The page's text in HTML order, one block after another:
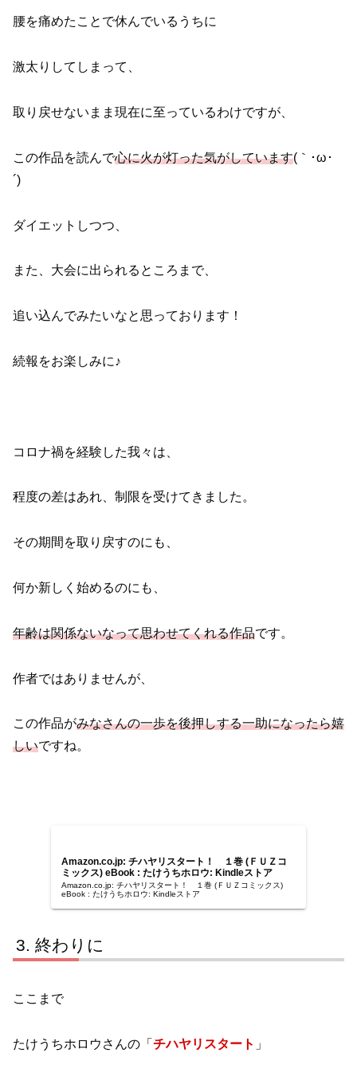
腰を痛めたことで休んでいるうちに
激太りしてしまって、
取り戻せないまま現在に至っているわけですが、
この作品を読んで心に火が灯った気がしています(｀･ω･
´)ゞ
ダイエットしつつ、
また、大会に出られるところまで、
追い込んでみたいなと思っております！
続報をお楽しみに♪
コロナ禍を経験した我々は、
程度の差はあれ、制限を受けてきました。
その期間を取り戻すのにも、
何か新しく始めるのにも、
年齢は関係ないなって思わせてくれる作品です。
作者ではありませんが、
この作品がみなさんの一歩を後押しする一助になったら嬉
しいですね。
Amazon.co.jp: チハヤリスタート！ １巻 (ＦＵＺコ
ミックス) eBook : たけうちホロウ: Kindleストア
Amazon.co.jp: チハヤリスタート！ １巻 (ＦＵＺコミックス)
eBook : たけうちホロウ: Kindleストア
終わりに
ここまで
たけうちホロウさんの「 チハヤリスタート 」